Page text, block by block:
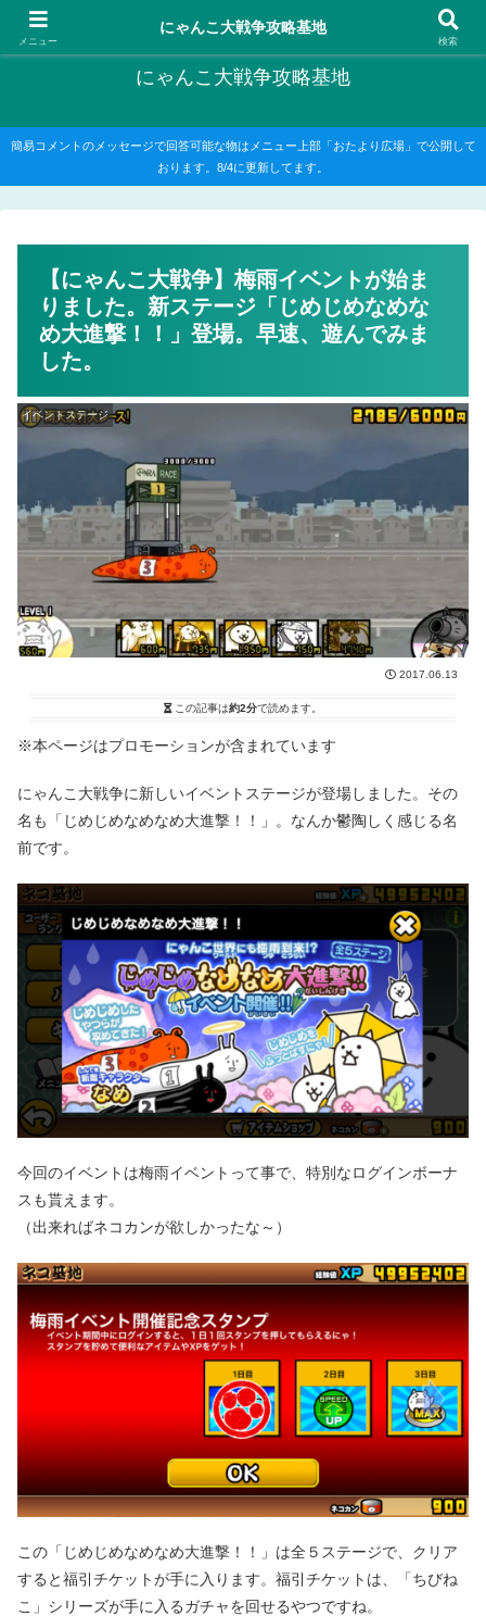
にゃんこ大戦争の攻略がメインですが、他のゲームの記事もたまに書いてます
にゃんこ大戦争攻略基地
簡易コメントのメッセージで回答可能な物はメニュー上部「おたより広場」で公開して
おります。8/4に更新してます。
【にゃんこ大戦争】梅雨イベントが始ま
りました。新ステージ「じめじめなめな
め大進撃！！」登場。早速、遊んでみま
した。
イベントステージ
2017.06.13
この記事は約2分で読めます。
※本ページはプロモーションが含まれています
にゃんこ大戦争に新しいイベントステージが登場しました。その
名も「じめじめなめなめ大進撃！！」。なんか鬱陶しく感じる名
前です。
今回のイベントは梅雨イベントって事で、特別なログインボーナ
スも貰えます。
（出来ればネコカンが欲しかったな～）
この「じめじめなめなめ大進撃！！」は全５ステージで、クリア
すると福引チケットが手に入ります。福引チケットは、「ちびね
こ」シリーズが手に入るガチャを回せるやつですね。
メニュー
にゃんこ大戦争攻略基地
検索